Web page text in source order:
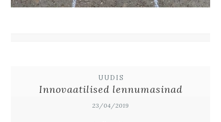
UUDIS
Innovaatilised lennumasinad
23/04/2019